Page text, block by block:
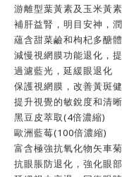
游離型葉黃素及玉米黃
補肝益腎，明目安神，
蘊含甜菜鹼和枸杞多醣
減慢視網膜功能退化，
過濾藍光，延緩眼退化
保護視網膜，改善黃斑
提升視覺的敏銳度和清
黑豆皮萃取(4倍濃縮)
歐洲藍莓(100倍濃縮)
富含極強抗氧化物矢車
抗眼脹防退化，強化眼